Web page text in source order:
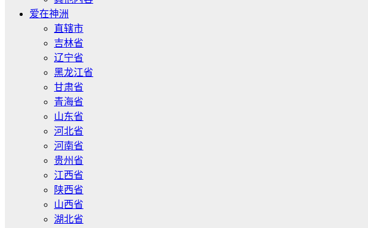
爱在神洲
直辖市
吉林省
辽宁省
黑龙江省
甘肃省
青海省
山东省
河北省
河南省
贵州省
江西省
陕西省
山西省
湖北省